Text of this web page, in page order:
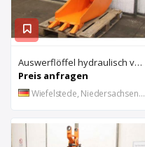
Auswerflöffel hydraulisch von Stahl – Breite 40 cm
Preis anfragen
Wiefelstede, Niedersachsen, DE